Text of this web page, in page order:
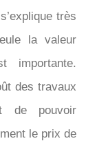
très
la valeur
importante.
des travaux
de pouvoir
le prix de